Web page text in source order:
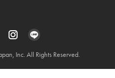
Inc. All Rights Reserved.